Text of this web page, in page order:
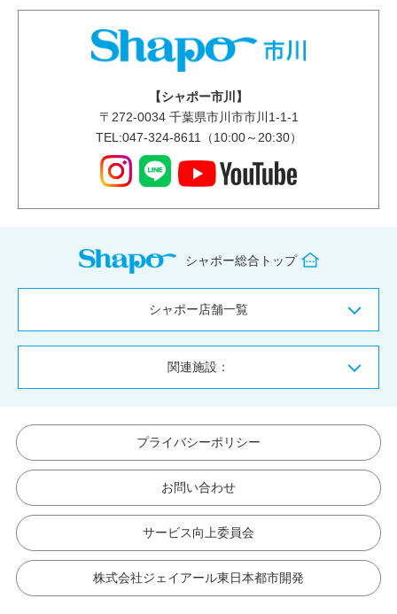
【シャポー市川】
〒 272-0034千葉県市川市市川1-1-1
TEL:047-324-8611（10:00～20:30）
シャポー総合トップ
シャポー店舗一覧
関連施設：
プライバシーポリシー
お問い合わせ
サービス向上委員会
株式会社ジェイアール東日本都市開発